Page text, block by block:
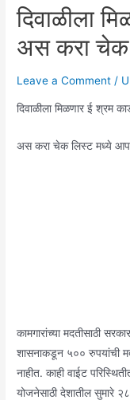
दिवाळीला
अस करा चेक
Leave a Comment /
दिवाळीला मिळणार ई श्रम
अस करा चेक लिस्ट मध्ये
कामगारांच्या मदतीसाठी
शासनाकडून ५०० रुपयांची
नाहीत. काही वाईट
योजनेसाठी देशातील सुमारे